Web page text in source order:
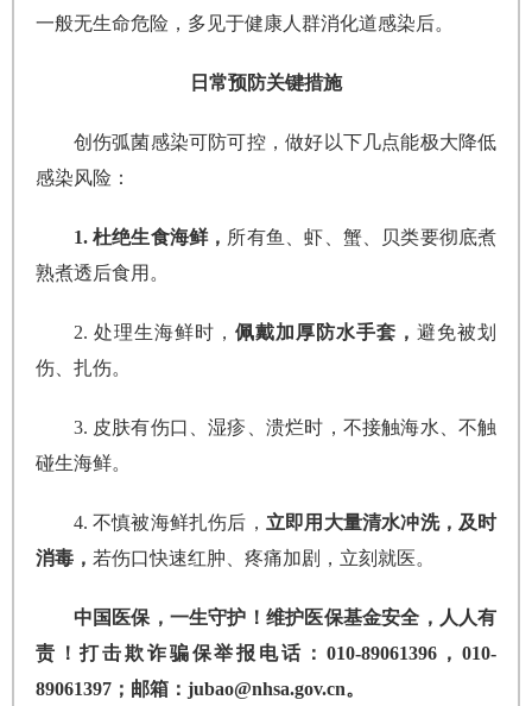
一般无生命危险，多见于健康人群消化道感染后。
日常预防关键措施
创伤弧菌感染可防可控，做好以下几点能极大降低
感染风险：
1. 杜绝生食海鲜， 所有鱼、虾、蟹、贝类要彻底煮
熟煮透后食用。
2. 处理生海鲜时， 佩戴加厚防水手套，避免被划
伤、扎伤。
3. 皮肤有伤口、湿疹、溃烂时，不接触海水、不触
碰生海鲜。
4. 不慎被海鲜扎伤后， 立即用大量清水冲洗，及时
消毒， 若伤口快速红肿、疼痛加剧，立刻就医。
中国医保，一生守护！维护医保基金安全，人人有
责！打击欺诈骗保举报电话：010-89061396，010-
89061397；邮箱：jubao@nhsa.gov.cn。